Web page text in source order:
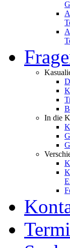
In die